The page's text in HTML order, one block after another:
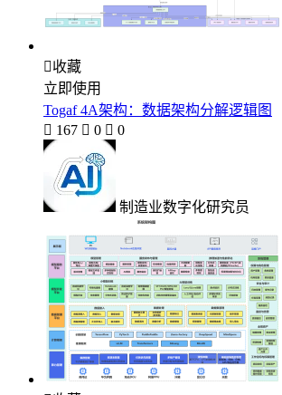
收藏
立即使用
Togaf 4A架构：数据架构分解逻辑图
 167  0  0
制造业数字化研究员